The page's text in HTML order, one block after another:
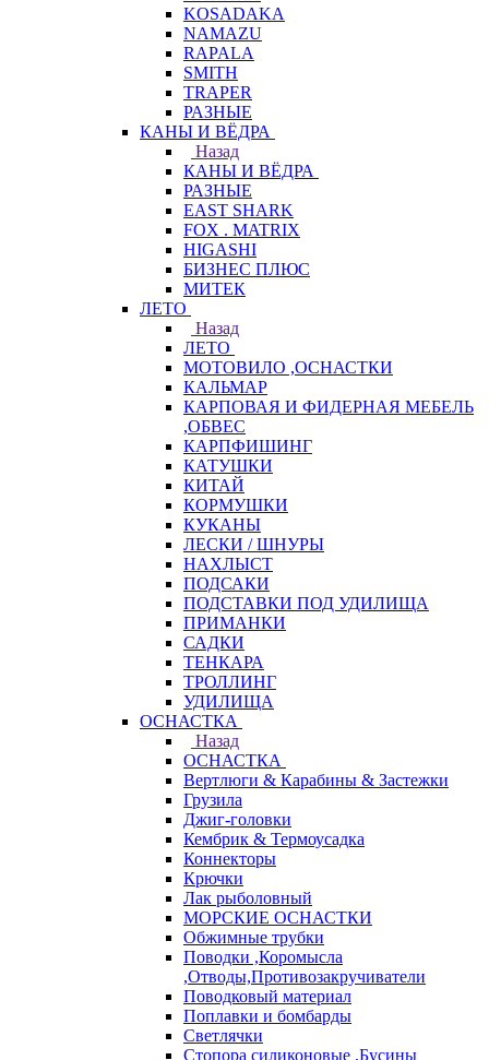
KOSADAKA
NAMAZU
RAPALA
SMITH
TRAPER
РАЗНЫЕ
КАНЫ И ВЁДРА
Назад
КАНЫ И ВЁДРА
РАЗНЫЕ
EAST SHARK
FOX . MATRIX
HIGASHI
БИЗНЕС ПЛЮС
МИТЕК
ЛЕТО
Назад
ЛЕТО
МОТОВИЛО ,ОСНАСТКИ
КАЛЬМАР
КАРПОВАЯ И ФИДЕРНАЯ МЕБЕЛЬ
,ОБВЕС
КАРПФИШИНГ
КАТУШКИ
КИТАЙ
КОРМУШКИ
КУКАНЫ
ЛЕСКИ / ШНУРЫ
НАХЛЫСТ
ПОДСАКИ
ПОДСТАВКИ ПОД УДИЛИЩА
ПРИМАНКИ
САДКИ
ТЕНКАРА
ТРОЛЛИНГ
УДИЛИЩА
ОСНАСТКА
Назад
ОСНАСТКА
Вертлюги & Карабины & Застежки
Грузила
Джиг-головки
Кембрик & Термоусадка
Коннекторы
Крючки
Лак рыболовный
МОРСКИЕ ОСНАСТКИ
Обжимные трубки
Поводки ,Коромысла
,Отводы,Противозакручиватели
Поводковый материал
Поплавки и бомбарды
Светлячки
Стопора силиконовые ,Бусины